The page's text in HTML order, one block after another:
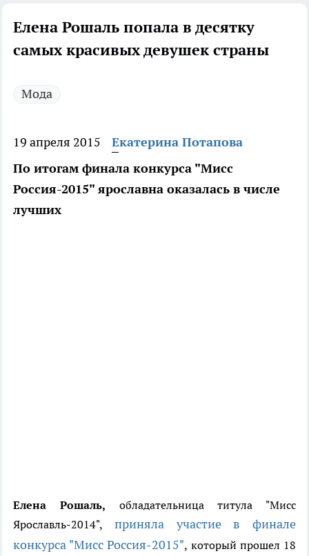
Елена Рошаль попала в десятку
самых красивых девушек страны
Мода
19 апреля 2015
Екатерина Потапова
По итогам финала конкурса "Мисс
Россия-2015" ярославна оказалась в числе
лучших
Елена Рошаль, обладательница титула "Мисс
Ярославль-2014", приняла участие в финале
конкурса "Мисс Россия-2015", который прошел 18